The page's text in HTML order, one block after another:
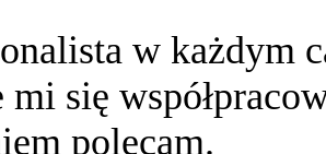
w każdym
mi się
polecam.